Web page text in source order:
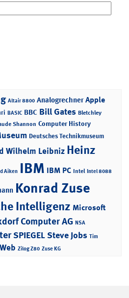
Altair 8800 Analogrechner Apple
BASIC BBC Bill Gates Bletchley
Shannon Computer History
Deutsches Technikmuseum
Wilhelm Leibniz Heinz
Aiken IBM IBM PC Intel Intel 8088
Konrad Zuse
Intelligenz Microsoft
Computer AG NSA
SPIEGELSteve Jobs Tim
Zilog Z80 Zuse KG